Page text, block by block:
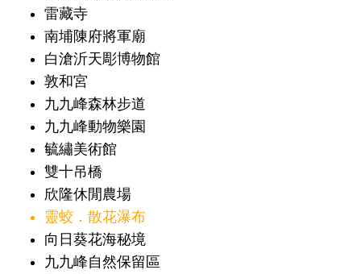
雷藏寺
南埔陳府將軍廟
白滄沂天彫博物館
敦和宮
九九峰森林步道
九九峰動物樂園
毓繡美術館
雙十吊橋
欣隆休閒農場
靈蛟．散花瀑布
向日葵花海秘境
九九峰自然保留區